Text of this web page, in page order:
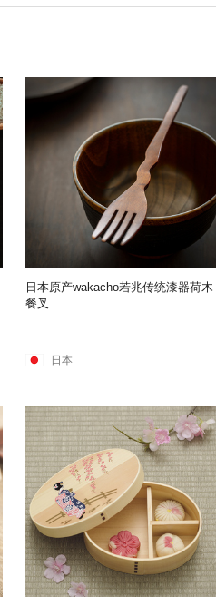
日本原产wakacho若兆传统漆器荷木
餐叉
日本